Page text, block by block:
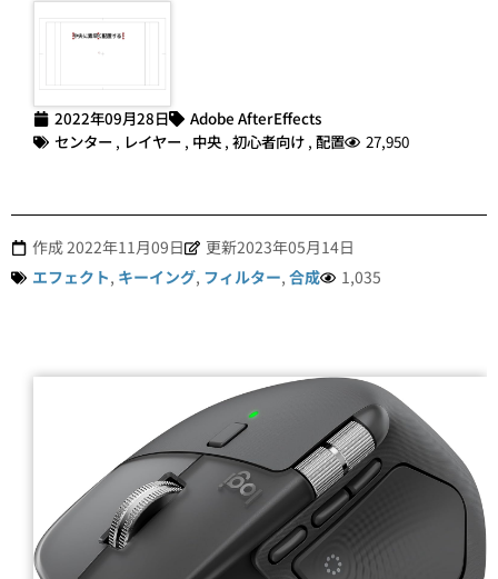
2022年09月28日
Adobe AfterEffects
センター , レイヤー , 中央 , 初心者向け , 配置 27,950
作成2022年11月09日
更新2023年05月14日
エフェクト, キーイング, フィルター, 合成 1,035